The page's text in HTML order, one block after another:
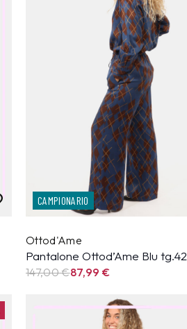
CAMPIONARIO
Ottod'Ame
Pantalone Ottod’Ame Blu tg.42
147,00 €87,99 €